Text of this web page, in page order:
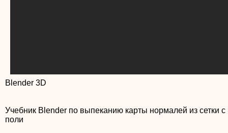
Blender 3D
Учебник Blender по выпеканию карты нормалей из сетки
поли